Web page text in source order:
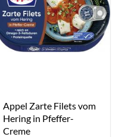
Appel Zarte Filets vom
Hering in Pfeffer-
Creme